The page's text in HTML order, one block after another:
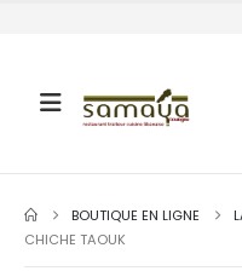
BOUTIQUE EN LIGNE
CHICHE TAOUK